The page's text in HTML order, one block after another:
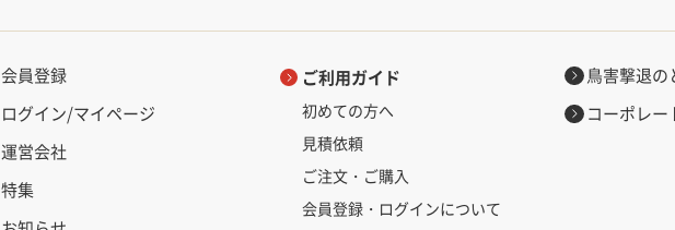
会員登録
ログイン/マイページ
運営会社
特集
ご利用ガイド
初めての方へ
見積依頼
ご注文・ご購入
会員登録・ログインについて
鳥害撃退の
コーポレー